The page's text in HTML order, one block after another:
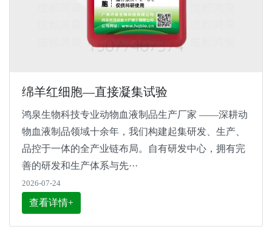
绵羊红细胞—直接凝集试验
鸿泉生物科技专业动物血液制品生产厂家 ——深耕动
物血液制品领域十余年，我们构建起集研发、生产、
品控于一体的全产业链布局。自有研发中心，拥有完
善的研发和生产体系与先···
2026-07-24
查看详情+